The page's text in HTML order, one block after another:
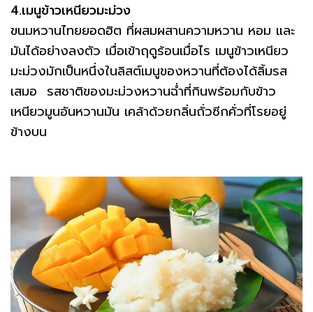
4.เมนูข้าวเหนียวมะม่วง
ขนมหวานไทยยอดฮิต ที่ผสมผสานความหวาน หอม และ
มันได้อย่างลงตัว เมื่อเข้าฤดูร้อนเมื่อไร เมนูข้าวเหนียว
มะม่วงมักเป็นหนึ่งในลิสต์เมนูของหวานที่ต้องได้ลิ้มรส
เสมอ รสชาติของมะม่วงหวานฉ่ำที่กินพร้อมกับข้าว
เหนียวมูนอันหวานมัน เคล้าด้วยกลิ่นถั่วซีกคั่วที่โรยอยู่
ข้างบน